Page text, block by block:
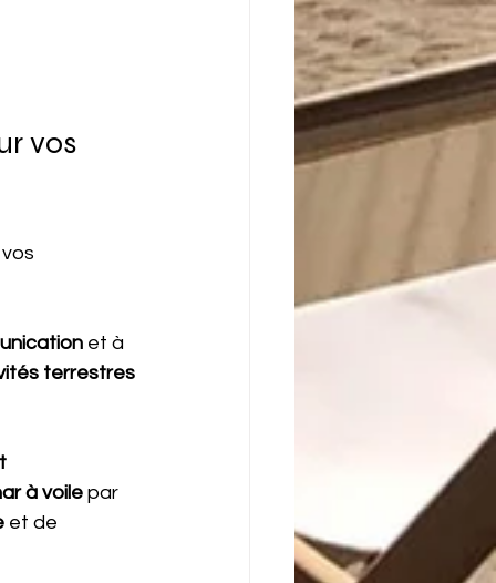
vos
et à
terrestres
à voile par
et de